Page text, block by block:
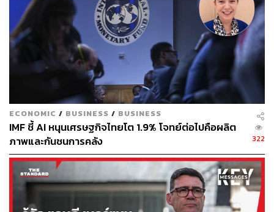
เพียงพอกับหนี้เสียที่เกิดขึ้นหรือไม่
นริศ สถาผลเดชา เจ้าหน้าที่บริหาร ศูนย์วิเคราะห์เศรษฐกิจที
เอ็มบี ธนาคารทหารไทยกล่าวว่าไตรมาส 2/63 นี้ ในภาพ
รวมธนาคารตั้งสำรองเพิ่ม 60,000 ล้านบาท เพิ่มขึ้นเท่าตัว
จากไตรมาส 1/63 ที่มีการตั้งสำรองราว 30,000 ล้านบาท ซึ่ง
ธนาคารตั้งสำรองฯ เพิ่มตามภาวะเศรษฐกิจในปัจจุบัน และ
การตั้งสำรองฯ นี้จะกระทบกับกำไรสุทธิของธนาคาร
ขณะที่ปี 2563 นี้ ธนาคารน่าจะตั้งสำรองฯ กันต่อเนื่องทั้งปี
แต่จะตั้งสำรองฯ มากแค่ไหนยังต้องรอดูภาพหลังมาตรการ
ช่วยเหลือจากโควิด-19 เช่น การพักจ่ายเงินต้น พักดอกเบี้ย
ฯลฯ จะหมดลง จึงจะเห็นว่าหนี้เสียของไทยมีมากแค่ไหน และ
ธนาคารต้องตั้งสำรองฯ กันมากเพียงใด
ECONOMIC / BUSINESS / BUSINESS
IMF ชี้ AI หนุนเศรษฐกิจไทยโต 1.9% โจทย์ต่อไปคือผลิต
ภาพและกันชนการคลัง
322